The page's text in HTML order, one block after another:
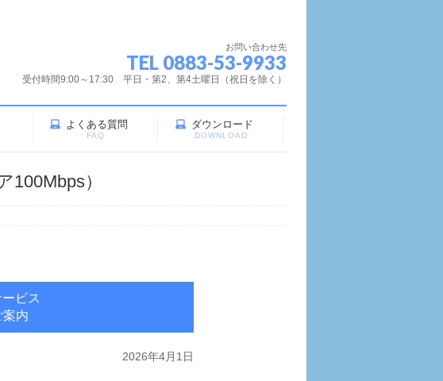
お問い合わせ先
TEL 0883-53-9933
受付時間9:00～17:30 平日・第2、第4土曜日（祝日を除く）
よくある質問
FAQ
ダウンロード
DOWNLOAD
）
ビス
案内
2026年4月1日